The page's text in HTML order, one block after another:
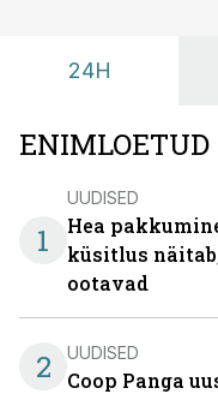
24H
ENIMLOETUD
1
UUDISED
Hea
küsitlus
ootavad
2 UUDISED
Coop Panga